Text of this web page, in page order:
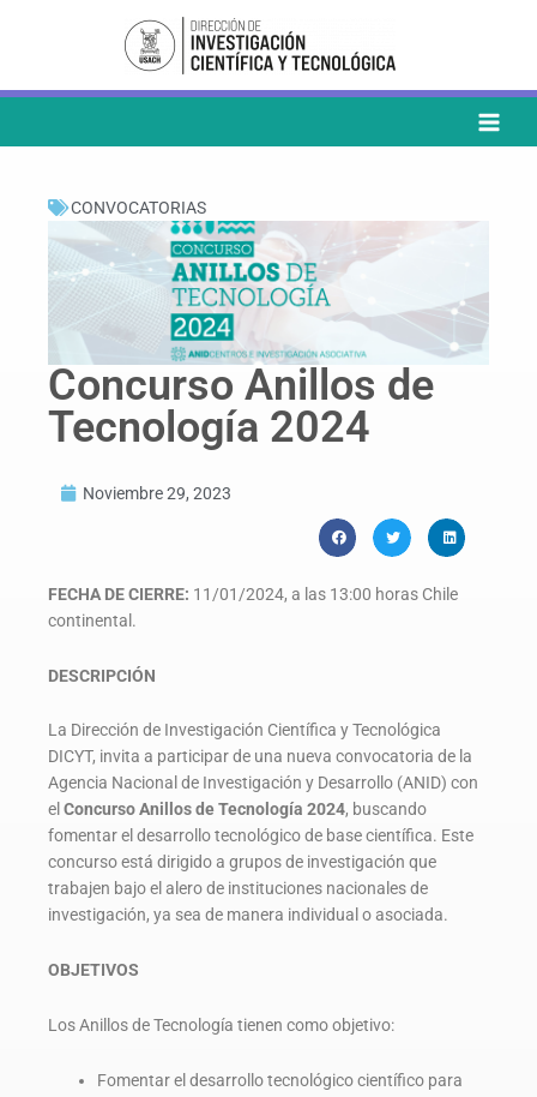
CONVOCATORIAS
Concurso Anillos de
Tecnología 2024
Noviembre 29, 2023
FECHA DE CIERRE: 11/01/2024, a las 13:00 horas Chile
continental.
DESCRIPCIÓN
La Dirección de Investigación Científica y Tecnológica
DICYT, invita a participar de una nueva convocatoria de la
Agencia Nacional de Investigación y Desarrollo (ANID) con
el Concurso Anillos de Tecnología 2024, buscando
fomentar el desarrollo tecnológico de base científica. Este
concurso está dirigido a grupos de investigación que
trabajen bajo el alero de instituciones nacionales de
investigación, ya sea de manera individual o asociada.
OBJETIVOS
Los Anillos de Tecnología tienen como objetivo:
Fomentar el desarrollo tecnológico científico para